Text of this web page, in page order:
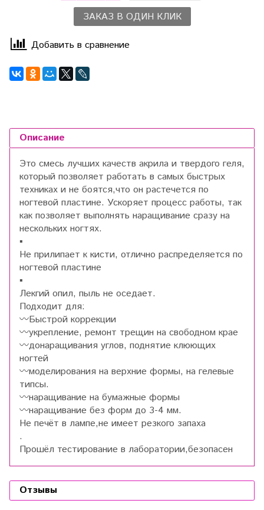
ЗАКАЗ В ОДИН КЛИК
Добавить в сравнение
Описание
Это смесь лучших качеств акрила и твердого геля,
который позволяет работать в самых быстрых
техниках и не боятся,что он растечется по
ногтевой пластине. Ускоряет процесс работы, так
как позволяет выполнять наращивание сразу на
нескольких ногтях.
▪️
Не прилипает к кисти, отлично распределяется по
ногтевой пластине
▪️
Лекгий опил, пыль не оседает.
Подходит для:
〰️Быстрой коррекции
〰️укрепление, ремонт трещин на свободном крае
〰️донаращивания углов, поднятие клюющих
ногтей
〰️моделирования на верхние формы, на гелевые
типсы.
〰️наращивание на бумажные формы
〰️наращивание без форм до 3-4 мм.
Не печёт в лампе,не имеет резкого запаха
.
Прошёл тестирование в лаборатории,безопасен
Отзывы